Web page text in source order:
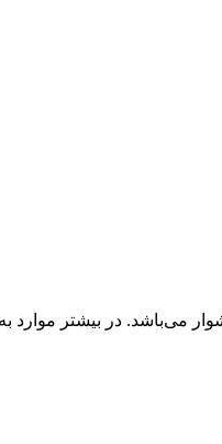
می‌باشد. در بیشتر